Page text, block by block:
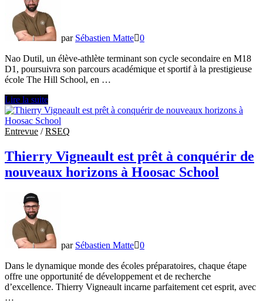
par Sébastien Matte 0
Nao Dutil, un élève-athlète terminant son cycle secondaire en M18
D1, poursuivra son parcours académique et sportif à la prestigieuse
école The Hill School, en …
Nao
Dutil
tentera
l’expérience
la
prestigieuse
école
School
Lire la suite
Entrevue /RSEQ
Thierry Vigneault est prêt à conquérir de
nouveaux horizons à Hoosac School
par Sébastien Matte 0
Dans le dynamique monde des écoles préparatoires, chaque étape
offre une opportunité de développement et de recherche
d’excellence. Thierry Vigneault incarne parfaitement cet esprit, avec
…